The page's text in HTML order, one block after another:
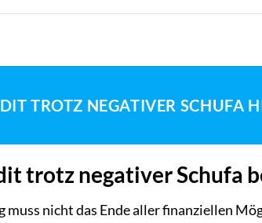
TROTZ NEGATIVER SCHUFA
trotz negativer Schufa
muss nicht das Ende aller finanziellen